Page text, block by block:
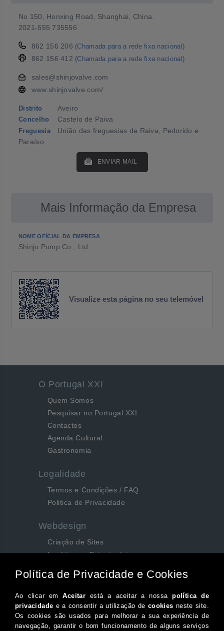
No 150, Honxing Road, Shanghai, China.
2021-555 735556
862 156 206 (Chamada para a rede fixa nacional)
862 156 412 (Chamada para a rede fixa nacional)
sales@shinjovalve.com
www.shinjovalve.com/
Distrito Aveiro
Concelho Castelo de Paiva
Freguesia
União das freguesias de Raiva, Pedorido e
Paraíso
ENVIAR MAIL
Mais Informação da Empresa
NOME OFÍCIAL DA EMPRESA
Shinjo Pump Co., Ltd.
Visualize esta página no seu telemóvel
O Portugal XXI
Quem Somos
Pesquisar no Portugal XXI
Contactos
Agenda Cultural
Gastronomia
Legalidade
Termos e Condições / FAQ
Politica de Privacidade
Webdesign
Criação de Sites
Logótipos e Estacionários
Siga-nos aqui...
Facebook
Instagram